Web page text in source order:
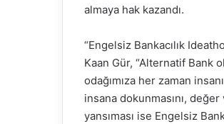
almaya hak kazandı.
“Engelsiz Bankacılık
Kaan Gür, “Alternatif Bank
odağımıza her zaman
insana dokunmasını,
yansıması ise Engelsiz